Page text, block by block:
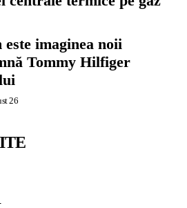
este imaginea noii
Tommy Hilfiger
26